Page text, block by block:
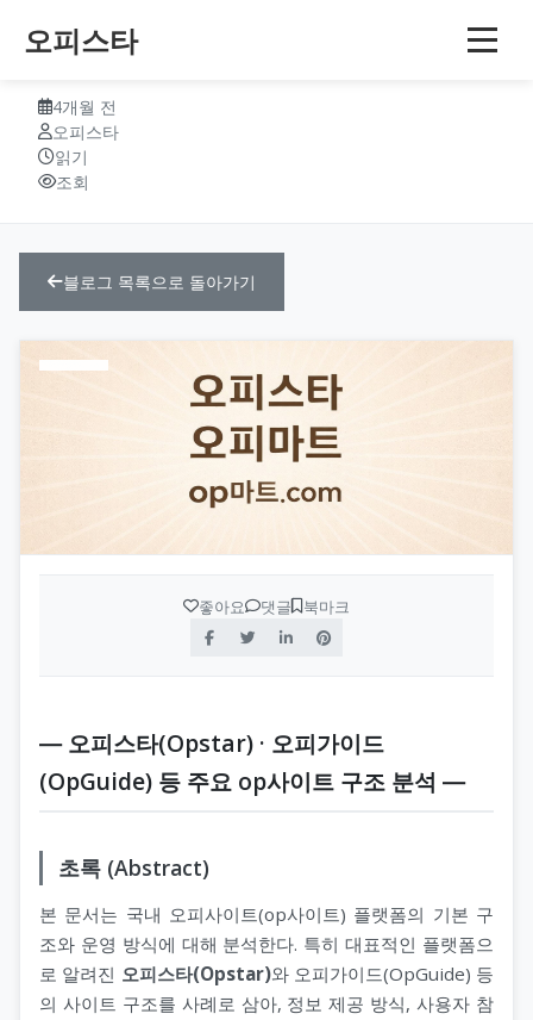
오피스타
오피사이트 플랫폼 구조 연구
4개월 전
오피스타
읽기
조회
블로그 목록으로 돌아가기
좋아요 댓글 북마크
― 오피스타(Opstar) · 오피가이드
(OpGuide) 등 주요 op사이트 구조 분석 ―
초록 (Abstract)
본 문서는 국내 오피사이트(op사이트) 플랫폼의 기본 구
조와 운영 방식에 대해 분석한다. 특히 대표적인 플랫폼으
로 알려진 오피스타(Opstar)와 오피가이드(OpGuide) 등
의 사이트 구조를 사례로 삼아, 정보 제공 방식, 사용자 참